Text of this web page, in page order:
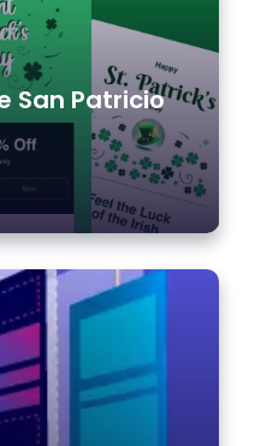
San Patricio